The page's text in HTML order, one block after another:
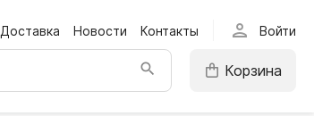
Доставка Новости Контакты person Войти
Корзина